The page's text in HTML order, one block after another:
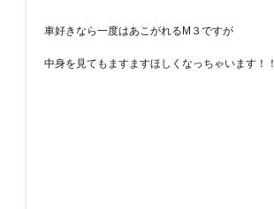
車好きなら一度はあこがれるM３ですが
中身を見てもますますほしくなっちゃいます！！